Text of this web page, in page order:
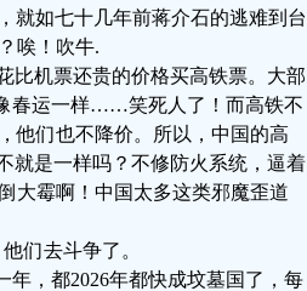
就如七十几年前蒋介石的逃难到台
唉！吹牛.
比机票还贵的价格买高铁票。大部
春运一样……笑死人了！而高铁不
他们也不降价。所以，中国的高
是一样吗？不修防火系统，逼着
大霉啊！中国太多这类邪魔歪道
们去斗争了。
年，都2026年都快成坟墓国了，每